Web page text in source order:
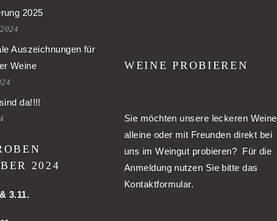
2025
Auszeichnungen für
Weine
da!!!!
2024
3.11.
WEINE PROBIEREN
Sie möchten unsere leckeren Weine
alleine oder mit Freunden direkt bei
uns im Weingut probieren? Für die
Anmeldung nutzen Sie bitte das
Kontaktformular.